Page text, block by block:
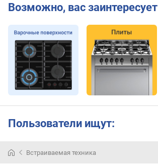
ь
а
я
т
е
м
п
е
р
т
а
Возможно, вас заинтересует
Пользователи ищут:
На
Встраиваемая техника